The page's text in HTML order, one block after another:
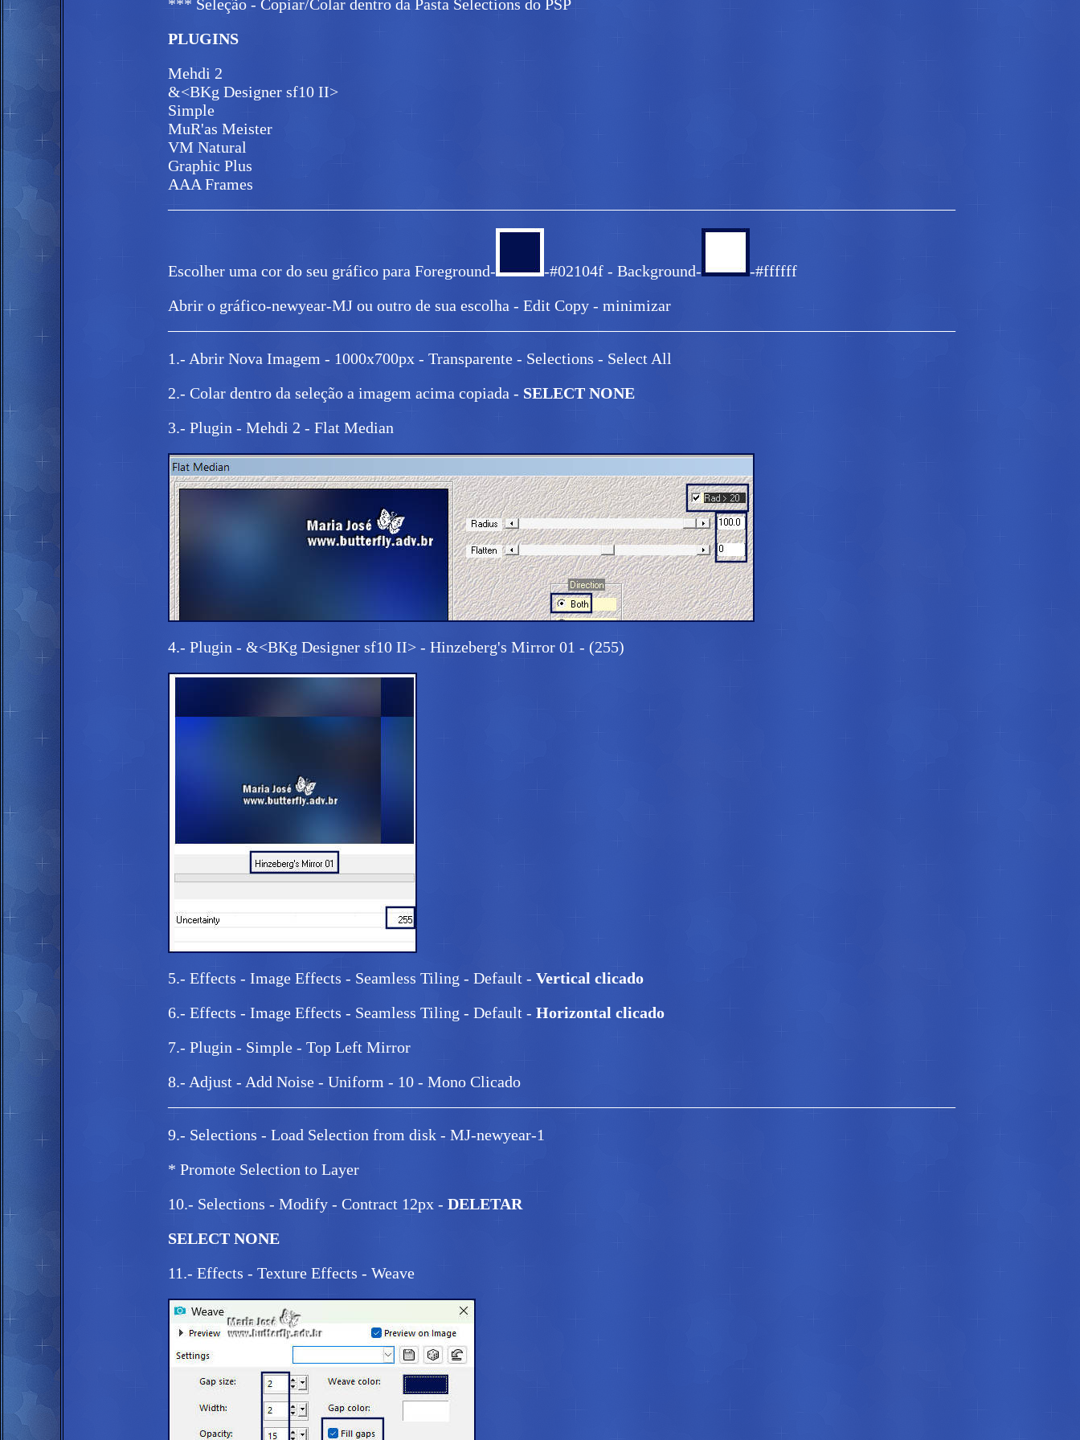
*** Seleção - Copiar/Colar dentro da Pasta Selections do PSP
PLUGINS
Mehdi 2
&<BKg Designer sf10 II>
Simple
MuR'as Meister
VM Natural
Graphic Plus
AAA Frames
Escolher uma cor do seu gráfico para Foreground- -#02104f - Background-
-#ffffff
Abrir o gráfico-newyear-MJ ou outro de sua escolha - Edit Copy - minimizar
1.- Abrir Nova Imagem - 1000x700px - Transparente - Selections - Select All
2.- Colar dentro da seleção a imagem acima copiada - SELECT NONE
3.- Plugin - Mehdi 2 - Flat Median
4.- Plugin - &<BKg Designer sf10 II> - Hinzeberg's Mirror 01 - (255)
5.- Effects - Image Effects - Seamless Tiling - Default - Vertical clicado
6.- Effects - Image Effects - Seamless Tiling - Default - Horizontal clicado
7.- Plugin - Simple - Top Left Mirror
8.- Adjust - Add Noise - Uniform - 10 - Mono Clicado
9.- Selections - Load Selection from disk - MJ-newyear-1
* Promote Selection to Layer
10.- Selections - Modify - Contract 12px - DELETAR
SELECT NONE
11.- Effects - Texture Effects - Weave